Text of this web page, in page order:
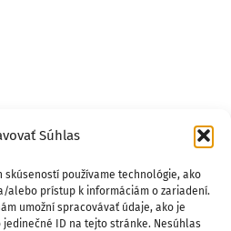
Súhlas
skúseností používame technológie, ako
alebo prístup k informáciám o zariadení.
umožní spracovávať údaje, ako je
ID na tejto stránke. Nesúhlas